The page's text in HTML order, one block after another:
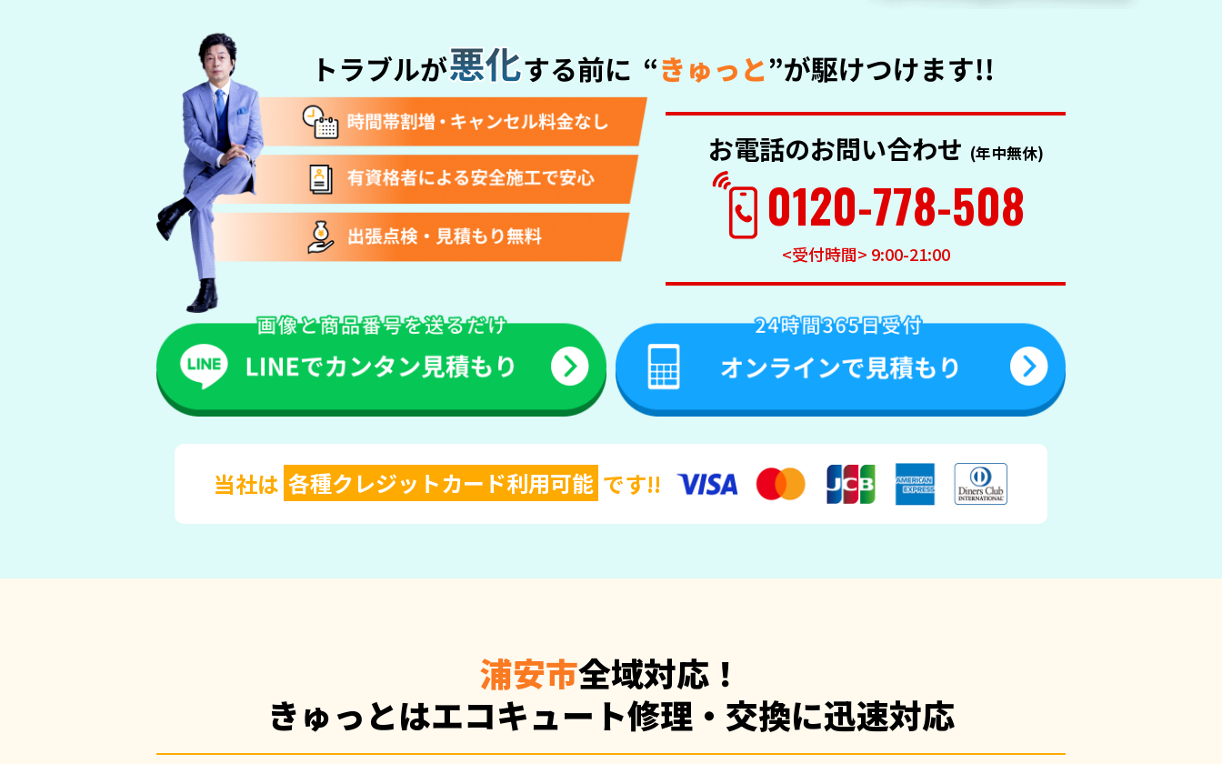
お電話のお問い合わせ (年中無休)
0120-778-508
<受付時間> 9:00-21:00
当社は 各種クレジットカード利用可能 です!!
浦安市全域対応！
きゅっとはエコキュート修理・交換に迅速対応